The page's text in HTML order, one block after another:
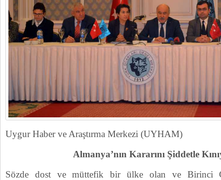
Uygur Haber ve Araştırma Merkezi (UYHAM)
Almanya’nın Kararını Şiddetle
Sözde dost ve müttefik bir ülke olan ve Birinci